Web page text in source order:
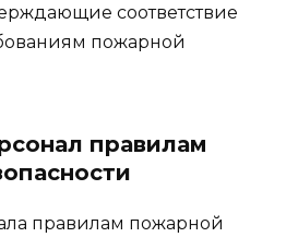
соответствие
пожарной
правилам
правилам пожарной